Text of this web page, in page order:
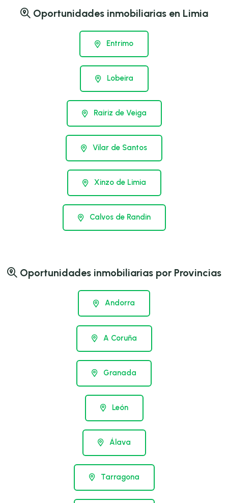
Oportunidades inmobiliarias en Limia
Entrimo
Lobeira
Rairiz de Veiga
Vilar de Santos
Xinzo de Limia
Calvos de Randin
Oportunidades inmobiliarias por Provincias
Andorra
A Coruña
Granada
León
Álava
Tarragona